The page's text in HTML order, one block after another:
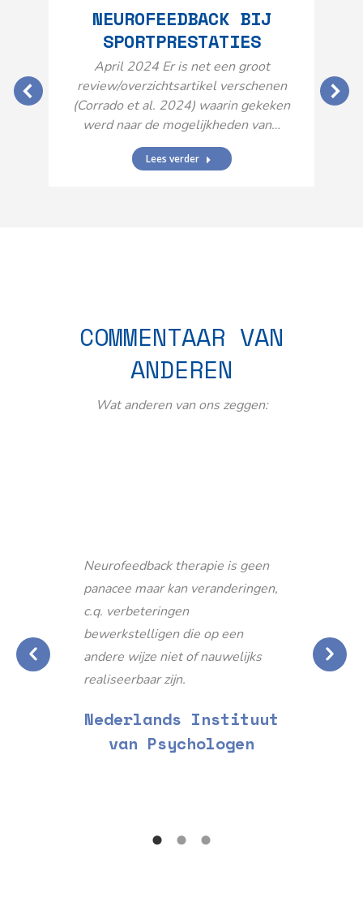
NEUROFEEDBACK BIJ
SPORTPRESTATIES
April 2024 Er is net een groot
review/overzichtsartikel verschenen
(Corrado et al. 2024) waarin gekeken
werd naar de mogelijkheden van…
Lees verder
COMMENTAAR VAN
ANDEREN
Wat anderen van ons zeggen:
Neurofeedback therapie is geen
panacee maar kan veranderingen,
c.q. verbeteringen
bewerkstelligen die op een
andere wijze niet of nauwelijks
realiseerbaar zijn.
Nederlands Instituut
van Psychologen